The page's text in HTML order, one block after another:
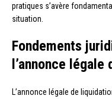
pratiques s’avère
situation.
Fondements
l’annonce
L’annonce légale de